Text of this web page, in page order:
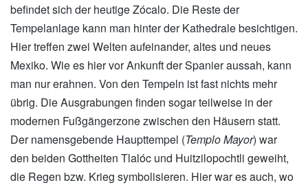
befindet sich der heutige Zócalo. Die Reste der
Tempelanlage kann man hinter der Kathedrale besichtigen.
Hier treffen zwei Welten aufeinander, altes und neues
Mexiko. Wie es hier vor Ankunft der Spanier aussah, kann
man nur erahnen. Von den Tempeln ist fast nichts mehr
übrig. Die Ausgrabungen finden sogar teilweise in der
modernen Fußgängerzone zwischen den Häusern statt.
Der namensgebende Haupttempel (Templo Mayor) war
den beiden Gottheiten Tlalóc und Huitzilopochtli geweiht,
die Regen bzw. Krieg symbolisieren. Hier war es auch, wo